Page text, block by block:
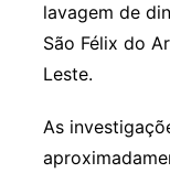
lavagem de
São Félix do
Leste.
As